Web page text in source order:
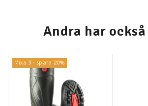
Andra har
Mixa 3 - spara 20%